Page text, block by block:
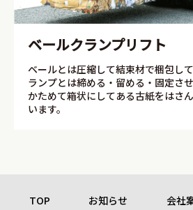
ベールクランプリフト
ベールとは圧縮して結束材で梱包し
ランプとは締める・留める・固定さ
かためて箱状にしてある古紙をはさ
います。
TOP お知らせ 会社